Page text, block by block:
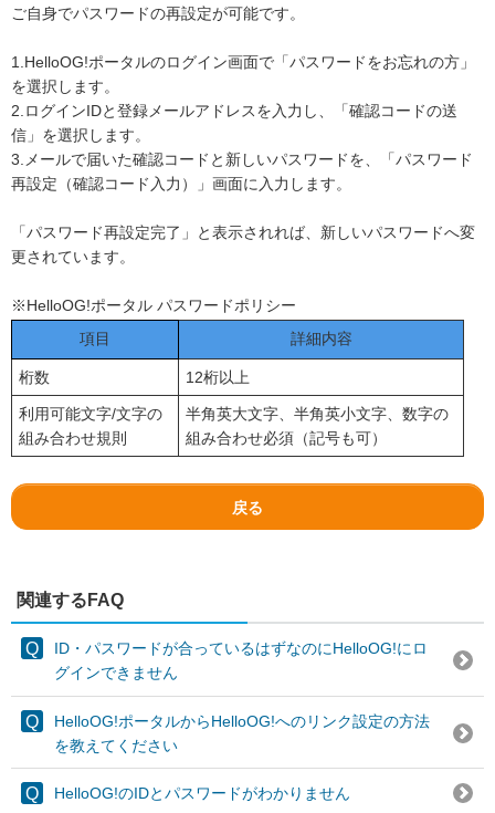
ご自身でパスワードの再設定が可能です。
1.HelloOG!ポータルのログイン画面で「パスワードをお忘れの方」
を選択します。
2.ログインIDと登録メールアドレスを入力し、「確認コードの送
信」を選択します。
3.メールで届いた確認コードと新しいパスワードを、「パスワード
再設定（確認コード入力）」画面に入力します。
「パスワード再設定完了」と表示されれば、新しいパスワードへ変
更されています。
※HelloOG!ポータル パスワードポリシー
項目
詳細内容
桁数 12桁以上
利用可能文字/文字の
組み合わせ規則
半角英大文字、半角英小文字、数字の
組み合わせ必須（記号も可）
戻る
関連するFAQ
ID・パスワードが合っているはずなのにHelloOG!にロ
グインできません
HelloOG!ポータルからHelloOG!へのリンク設定の方法
を教えてください
HelloOG!のIDとパスワードがわかりません